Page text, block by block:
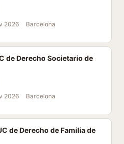
2026 Barcelona
de Derecho Societario de
2026 Barcelona
de Derecho de Familia de